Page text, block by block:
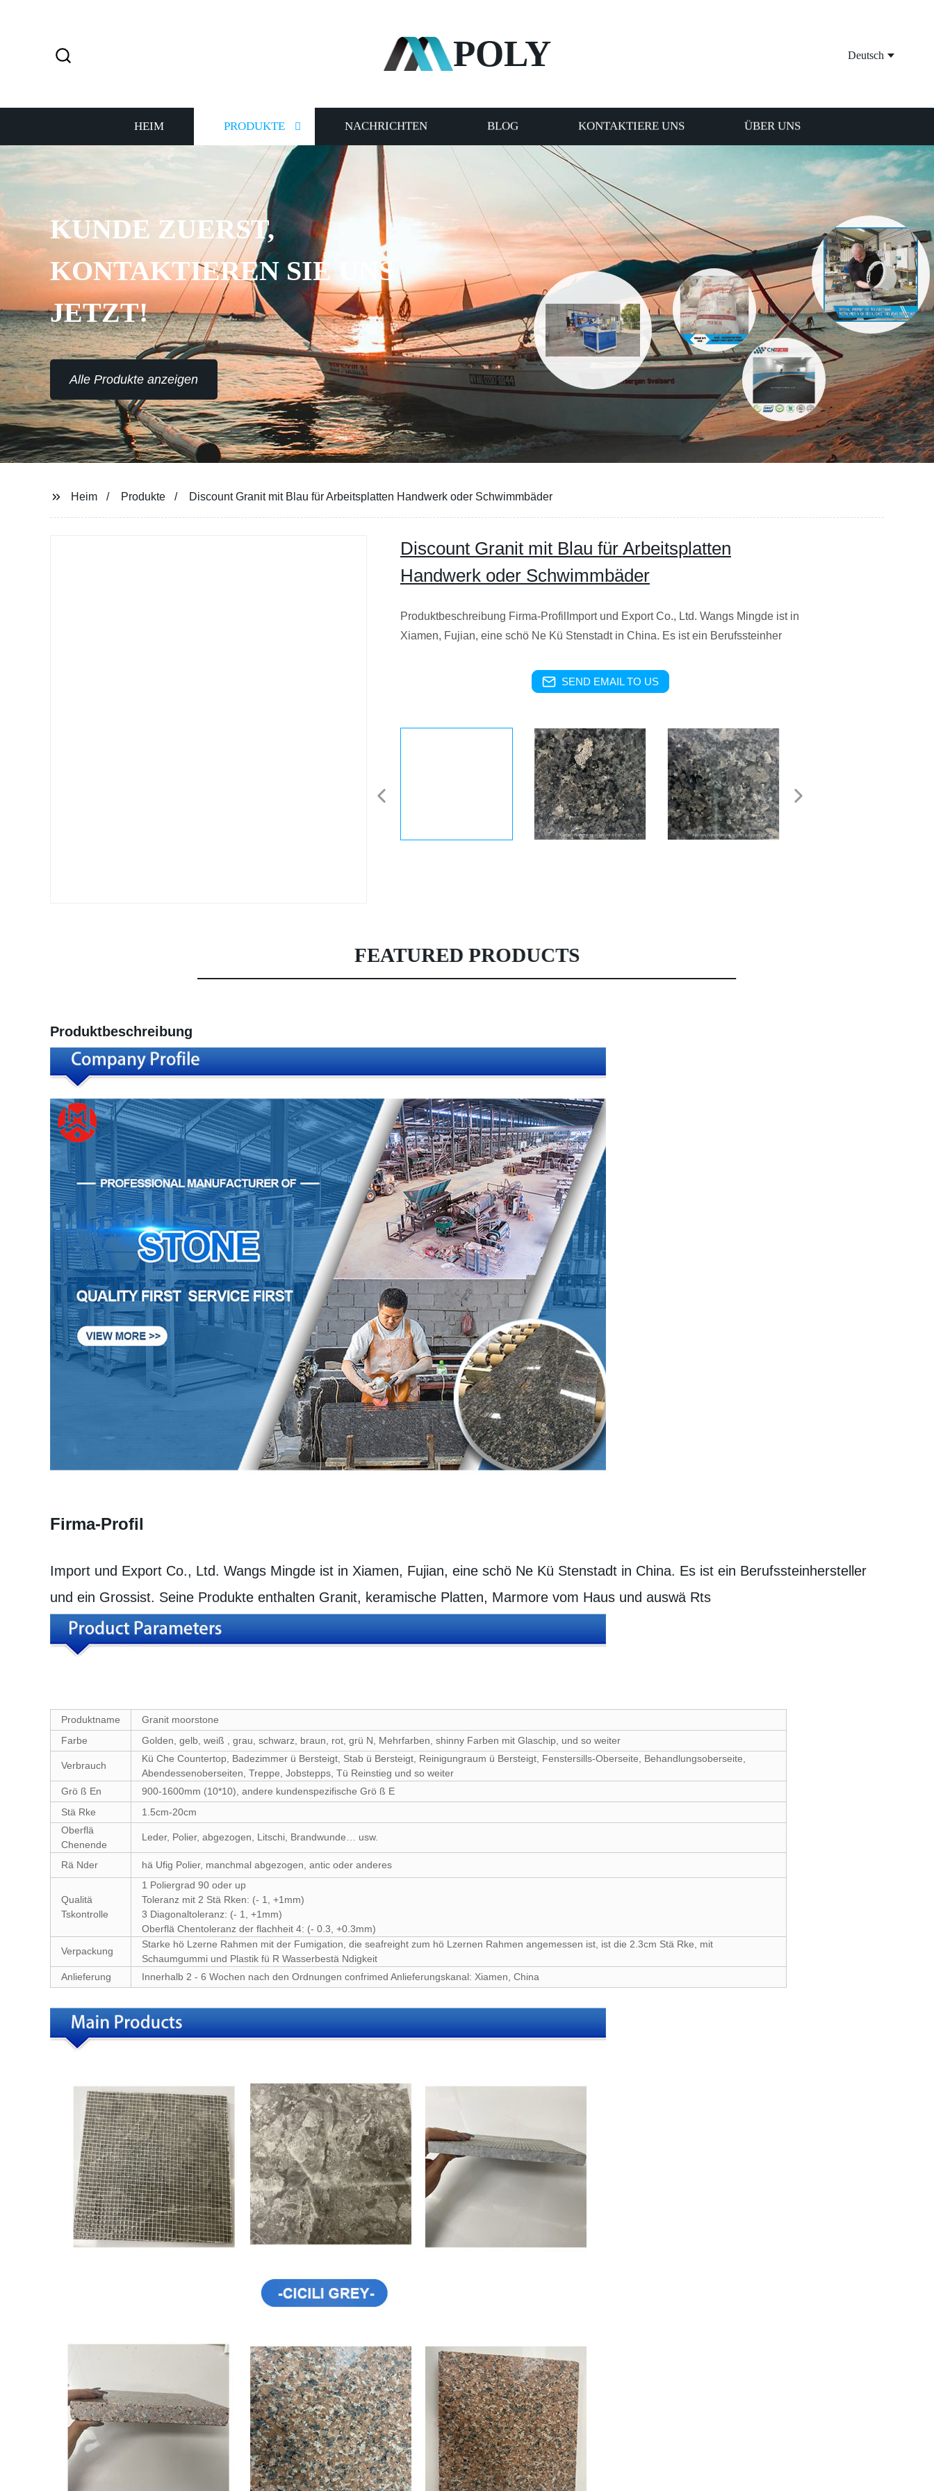
POLY Deutsch
HEIM PRODUKTE NACHRICHTEN BLOG KONTAKTIERE UNS ÜBER UNS
KUNDE ZUERST,
KONTAKTIEREN SIE UNS
JETZT!
Alle Produkte anzeigen
Heim Produkte Discount Granit mit Blau für Arbeitsplatten Handwerk oder Schwimmbäder
Discount Granit mit Blau für Arbeitsplatten
Handwerk oder Schwimmbäder
Produktbeschreibung Firma-ProfilImport und Export Co., Ltd. Wangs Mingde ist in
Xiamen, Fujian, eine schö Ne Kü Stenstadt in China. Es ist ein Berufssteinher
SEND EMAIL TO US
FEATURED PRODUCTS
Produktbeschreibung
Firma-Profil
Import und Export Co., Ltd. Wangs Mingde ist in Xiamen, Fujian, eine schö Ne Kü Stenstadt in China. Es ist ein Berufssteinhersteller
und ein Grossist. Seine Produkte enthalten Granit, keramische Platten, Marmore vom Haus und auswä Rts
Produktname
Granit moorstone
Farbe
Golden, gelb, weiß , grau, schwarz, braun, rot, grü N, Mehrfarben, shinny Farben mit Glaschip, und so weiter
Verbrauch
Kü Che Countertop, Badezimmer ü Bersteigt, Stab ü Bersteigt, Reinigungraum ü Bersteigt, Fenstersills-Oberseite, Behandlungsoberseite,
Abendessenoberseiten, Treppe, Jobstepps, Tü Reinstieg und so weiter
Grö ß En
900-1600mm (10*10), andere kundenspezifische Grö ß E
Stä Rke
1.5cm-20cm
Oberflä
Chenende
Leder, Polier, abgezogen, Litschi, Brandwunde… usw.
Rä Nder hä Ufig Polier, manchmal abgezogen, antic oder anderes
Qualitä
Tskontrolle
1 Poliergrad 90 oder up
Toleranz mit 2 Stä Rken: (- 1, +1mm)
3 Diagonaltoleranz: (- 1, +1mm)
Oberflä Chentoleranz der flachheit 4: (- 0.3, +0.3mm)
Verpackung
Starke hö Lzerne Rahmen mit der Fumigation, die seafreight zum hö Lzernen Rahmen angemessen ist, ist die 2.3cm Stä Rke, mit
Schaumgummi und Plastik fü R Wasserbestä Ndigkeit
Anlieferung
Innerhalb 2 - 6 Wochen nach den Ordnungen confrimed Anlieferungskanal: Xiamen, China